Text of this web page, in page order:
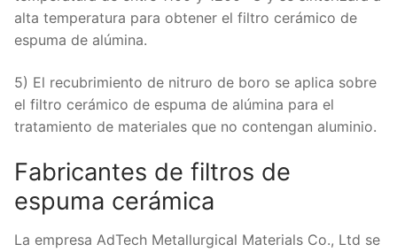
alta temperatura para obtener el filtro cerámico de
espuma de alúmina.
5) El recubrimiento de nitruro de boro se aplica sobre
el filtro cerámico de espuma de alúmina para el
tratamiento de materiales que no contengan aluminio.
Fabricantes de filtros de
espuma cerámica
La empresa AdTech Metallurgical Materials Co., Ltd se